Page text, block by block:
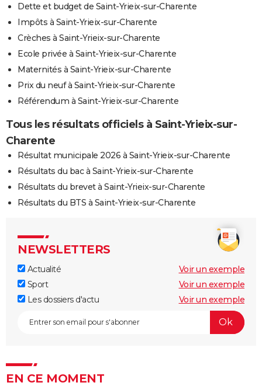
Dette et budget de Saint-Yrieix-sur-Charente
Impôts à Saint-Yrieix-sur-Charente
Crèches à Saint-Yrieix-sur-Charente
Ecole privée à Saint-Yrieix-sur-Charente
Maternités à Saint-Yrieix-sur-Charente
Prix du neuf à Saint-Yrieix-sur-Charente
Référendum à Saint-Yrieix-sur-Charente
Tous les résultats officiels à Saint-Yrieix-sur-
Charente
Résultat municipale 2026 à Saint-Yrieix-sur-Charente
Résultats du bac à Saint-Yrieix-sur-Charente
Résultats du brevet à Saint-Yrieix-sur-Charente
Résultats du BTS à Saint-Yrieix-sur-Charente
NEWSLETTERS
Actualité
Voir un exemple
Sport
Voir un exemple
Les dossiers d'actu
Voir un exemple
EN CE MOMENT